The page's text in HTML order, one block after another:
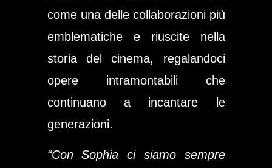
come una delle collaborazioni più
emblematiche e riuscite nella
storia del cinema, regalandoci
opere intramontabili che
continuano a incantare le
generazioni.
“Con Sophia ci siamo sempre